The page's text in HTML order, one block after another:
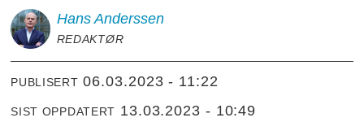
Hans Anderssen
REDAKTØR
PUBLISERT 06.03.2023 - 11:22
SIST OPPDATERT 13.03.2023 - 10:49